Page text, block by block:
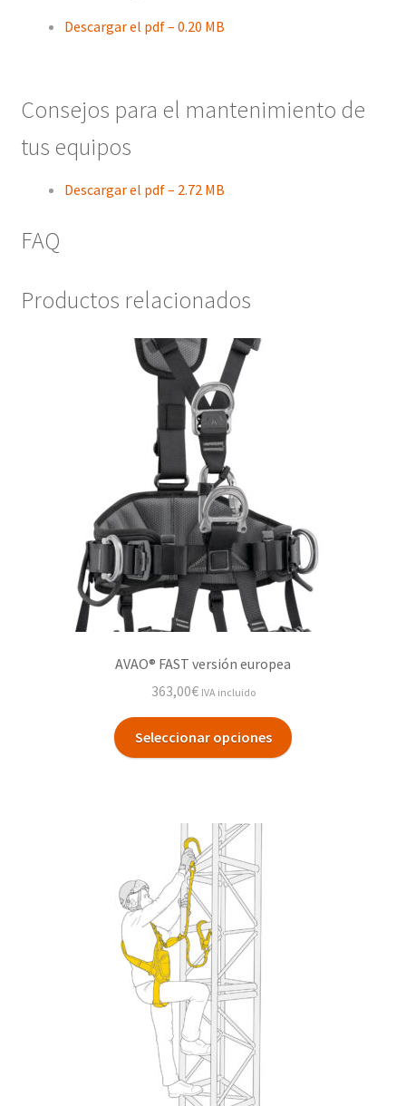
Descargar el pdf – 0.20 MB
Consejos para el mantenimiento de
tus equipos
Descargar el pdf – 2.72 MB
FAQ
Productos relacionados
AVAO® FAST versión europea
363,00€ IVA incluido
Seleccionar opciones